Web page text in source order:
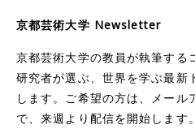
京都芸術大学 Newsletter
京都芸術大学の教員が執筆する
研究者が選ぶ、世界を学ぶ最新
します。ご希望の方は、メール
で、来週より配信を開始します